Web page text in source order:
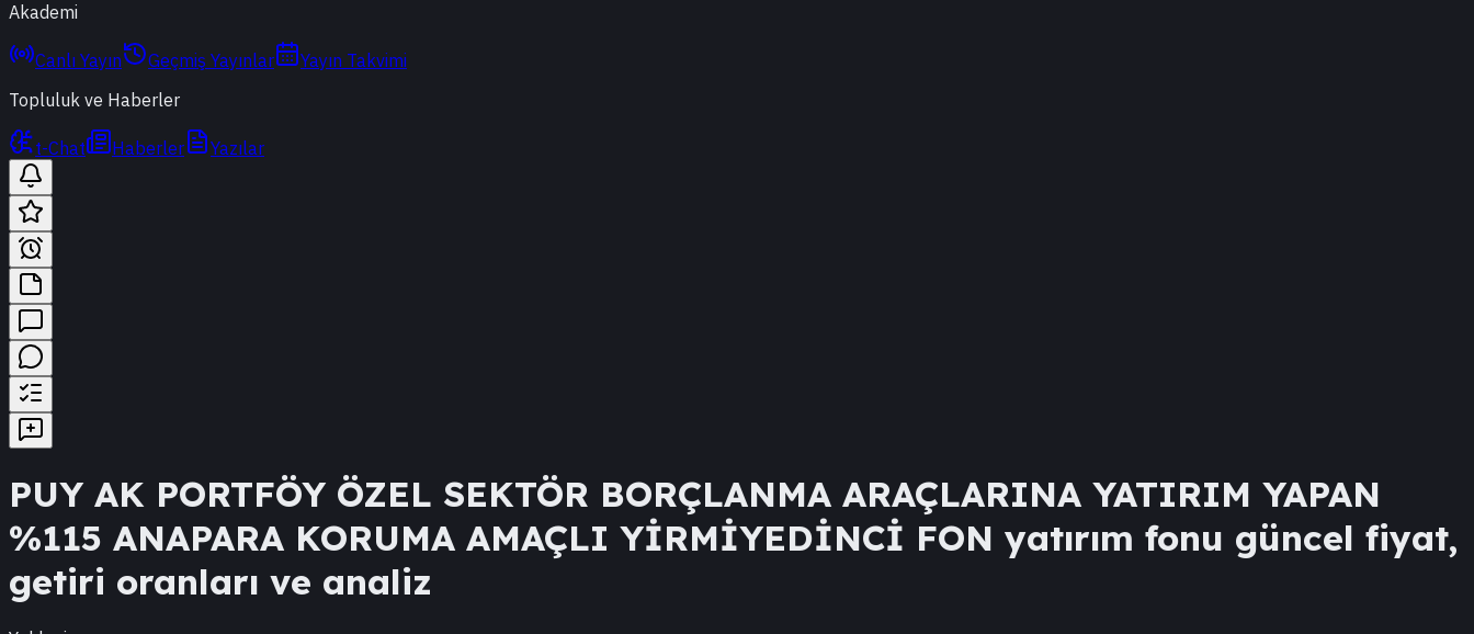
Akademi
Canlı Yayın Geçmiş Yayınlar
Yayın Takvimi
Topluluk ve Haberler
t-Chat Haberler Yazılar
PUY AK PORTFÖY ÖZEL SEKTÖR BORÇLANMA ARAÇLARINA YATIRIM YAPAN
%115 ANAPARA KORUMA AMAÇLI YİRMİYEDİNCİ FON yatırım fonu güncel fiyat,
getiri oranları ve analiz